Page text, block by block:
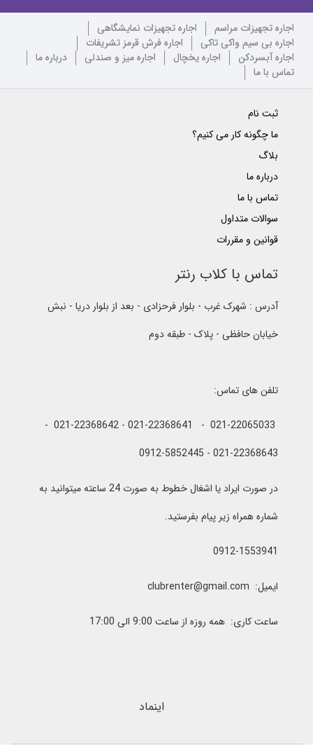
اجاره تجهیزات مراسم
اجاره تجهیزات نمایشگاهی
اجاره بی سیم واکی تاکی
اجاره فرش قرمز تشریفات
اجاره آبسردکن
اجاره یخچال اجاره میز و صندلی
درباره ما
تماس با ما
ثبت نام
ما چگونه کار می کنیم؟
بلاگ
درباره ما
تماس با ما
سوالات متداول
قوانین و مقررات
تماس با کلاب رنتر
آدرس : شهرک غرب - بلوار فرحزادی - بعد از بلوار دریا - نبش
خیابان حافظی - پلاک - طبقه دوم
تلفن های تماس:
021-22065033 - 021-22368641 - 021-22368642 -
021-22368643 - 0912-5852445
در صورت ایراد یا اشغال خطوط به صورت 24 ساعته میتوانید به
شماره همراه زیر پیام بفرستید.
0912-1553941
ایمیل: clubrenter@gmail.com
ساعت کاری: همه روزه از ساعت 9:00 الی 17:00
اینماد